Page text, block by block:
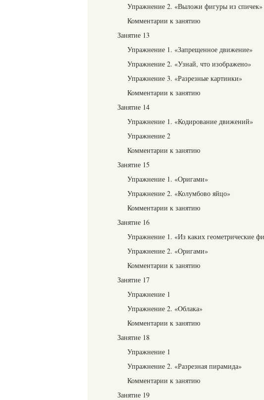
Упражнение 2. «Выложи фигуры из спичек»
Комментарии к занятию
Занятие 13
Упражнение 1. «Запрещенное движение»
Упражнение 2. «Узнай, что изображено»
Упражнение 3. «Разрезные картинки»
Комментарии к занятию
Занятие 14
Упражнение 1. «Кодирование движений»
Упражнение 2
Комментарии к занятию
Занятие 15
Упражнение 1. «Оригами»
Упражнение 2. «Колумбово яйцо»
Комментарии к занятию
Занятие 16
Упражнение 1. «Из каких геометрические
Упражнение 2. «Оригами»
Комментарии к занятию
Занятие 17
Упражнение 1
Упражнение 2. «Oблака»
Комментарии к занятию
Занятие 18
Упражнение 1
Упражнение 2. «Разрезная пирамида»
Комментарии к занятию
Занятие 19